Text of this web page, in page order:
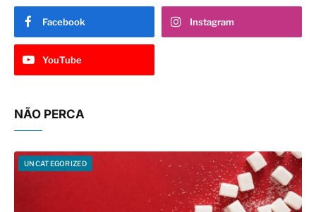
Facebook Instagram
YouTube
NÃO PERCA
UNCATEGORIZED